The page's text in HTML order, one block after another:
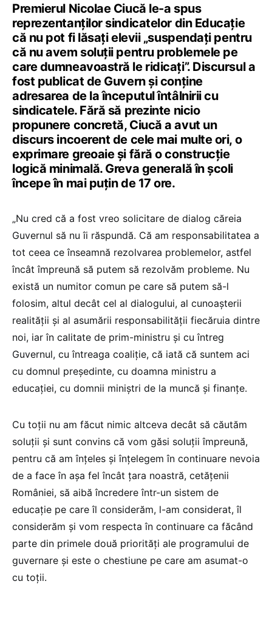
Premierul Nicolae Ciucă le-a spus
reprezentanților sindicatelor din Educație
că nu pot fi lăsați elevii „suspendați pentru
că nu avem soluții pentru problemele pe
care dumneavoastră le ridicați”. Discursul a
fost publicat de Guvern și conține
adresarea de la începutul întâlnirii cu
sindicatele. Fără să prezinte nicio
propunere concretă, Ciucă a avut un
discurs incoerent de cele mai multe ori, o
exprimare greoaie și fără o construcție
logică minimală. Greva generală în școli
începe în mai puțin de 17 ore.
„Nu cred că a fost vreo solicitare de dialog căreia
Guvernul să nu îi răspundă. Că am responsabilitatea a
tot ceea ce înseamnă rezolvarea problemelor, astfel
încât împreună să putem să rezolvăm probleme. Nu
există un numitor comun pe care să putem să-l
folosim, altul decât cel al dialogului, al cunoașterii
realității și al asumării responsabilității fiecăruia dintre
noi, iar în calitate de prim-ministru și cu întreg
Guvernul, cu întreaga coaliție, că iată că suntem aci
cu domnul președinte, cu doamna ministru a
educației, cu domnii miniștri de la muncă și finanțe.
Cu toții nu am făcut nimic altceva decât să căutăm
soluții și sunt convins că vom găsi soluții împreună,
pentru că am înțeles și înțelegem în continuare nevoia
de a face în așa fel încât țara noastră, cetățenii
României, să aibă încredere într-un sistem de
educație pe care îl considerăm, l-am considerat, îl
considerăm și vom respecta în continuare ca făcând
parte din primele două priorități ale programului de
guvernare și este o chestiune pe care am asumat-o
cu toții.